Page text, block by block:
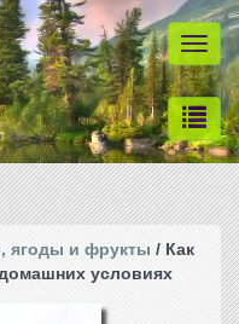
ягоды и фрукты / Как
условиях